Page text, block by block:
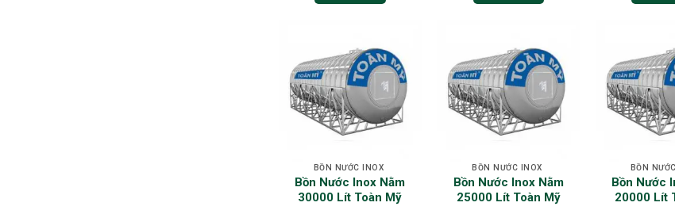
BỒN NƯỚC INOX
Bồn Nước Inox Nằm
30000 Lít Toàn Mỹ
BỒN NƯỚC INOX
Bồn Nước Inox Nằm
25000 Lít Toàn Mỹ
BỒN
Bồn Nước
20000 Lít